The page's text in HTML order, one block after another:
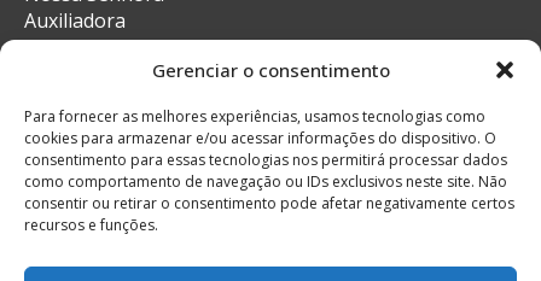
Gerenciar o consentimento
Para fornecer as melhores experiências, usamos tecnologias como
cookies para armazenar e/ou acessar informações do dispositivo. O
consentimento para essas tecnologias nos permitirá processar dados
como comportamento de navegação ou IDs exclusivos neste site. Não
consentir ou retirar o consentimento pode afetar negativamente certos
recursos e funções.
Auxiliadora
CEP: 13087-29 –
secretaria@auxiliadoracampinas.org.br
Telefone: 19-
3241-9713
Whatsapp: 19-
99132-4922